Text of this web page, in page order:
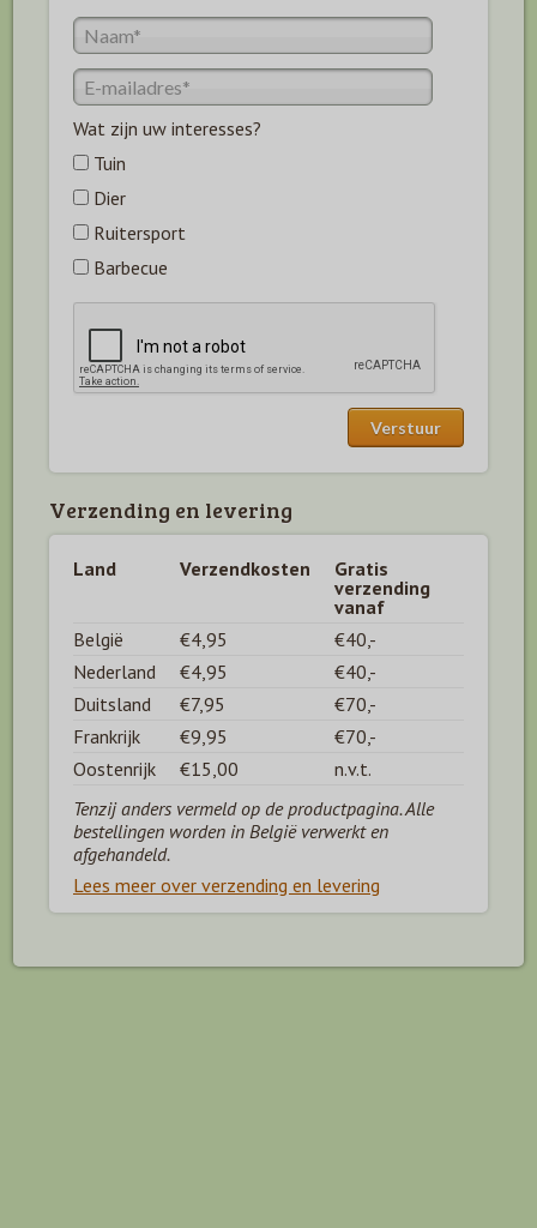
Wat zijn uw interesses?
Tuin
Dier
Ruitersport
Barbecue
Verzending en levering
Land Verzendkosten
Gratis
verzending
vanaf
België
€4,95
€40,-
Nederland
€4,95
€40,-
Duitsland
€7,95
€70,-
Frankrijk
€9,95
€70,-
Oostenrijk
€15,00
n.v.t.
Tenzij anders vermeld op de productpagina. Alle
bestellingen worden in België verwerkt en
afgehandeld.
Lees meer over verzending en levering